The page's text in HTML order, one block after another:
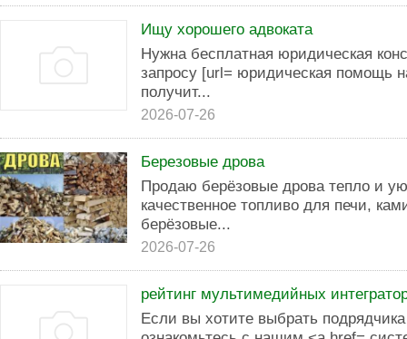
Ищу хорошего адвоката
Нужна бесплатная юридическая
запросу [url= юридическая помощь
получит...
2026-07-26
Березовые дрова
Продаю берёзовые дрова тепло и
качественное топливо для печи,
берёзовые...
2026-07-26
рейтинг мультимедийных
Если вы хотите выбрать